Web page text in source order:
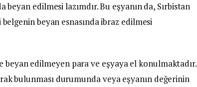
beyan edilmesi lazımdır. Bu eşyanın da, Sırbistan
beyan esnasında ibraz edilmesi
beyan edilmeyen para ve eşyaya el konulmaktadır.
bulunması durumunda veya eşyanın değerinin